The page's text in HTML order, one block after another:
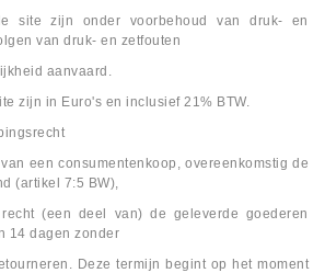
site zijn onder voorbehoud van druk- en
van druk- en zetfouten
aanvaard.
zijn in Euro's en inclusief 21% BTW.
een consumentenkoop, overeenkomstig de
(artikel 7:5 BW),
(een deel van) de geleverde goederen
14 dagen zonder
Deze termijn begint op het moment